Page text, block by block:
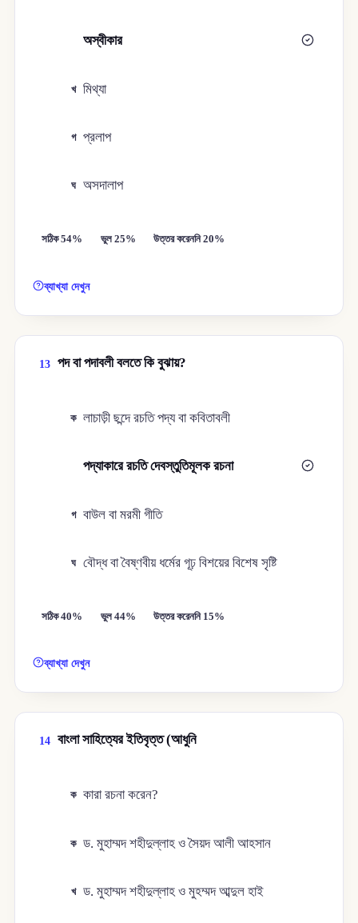
অস্বীকার
খ মিথ্যা
গ প্রলাপ
ঘ অসদালাপ
সঠিক 54% ভুল 25% উত্তর করেননি 20%
ব্যাখ্যা দেখুন
13 পদ বা পদাবলী বলতে কি বুঝায়?
ক লাচাড়ী ছন্দে রচতি পদ্য বা কবিতাবলী
পদ্যাকারে রচতি দেবস্তুতিমূলক রচনা
গ বাউল বা মরমী গীতি
ঘ বৌদ্ধ বা বৈষ্ণবীয় ধর্মের গূঢ় বিশয়ের বিশেষ সৃষ্টি
সঠিক 40% ভুল 44% উত্তর করেননি 15%
ব্যাখ্যা দেখুন
14 বাংলা সাহিত্যের ইতিবৃত্ত (আধুনি
ক কারা রচনা করেন?
ক ড. মুহাম্মদ শহীদুল্লাহ ও সৈয়দ আলী আহসান
খ ড. মুহাম্মদ শহীদুল্লাহ ও মুহম্মদ আব্দুল হাই